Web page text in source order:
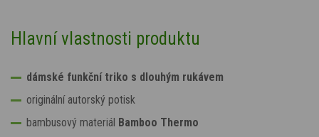
Hlavní vlastnosti produktu
dámské funkční triko s dlouhým rukávem
originální autorský potisk
bambusový materiál Bamboo Thermo